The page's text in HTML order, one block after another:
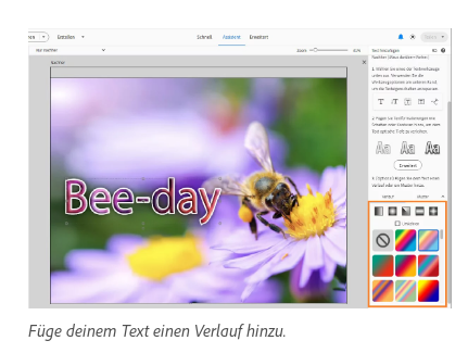
Füge deinem Text einen Verlauf hinzu.